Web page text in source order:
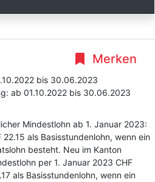
Merken
bis 30.06.2023
ab 01.10.2022 bis 30.06.2023
Mindestlohn ab 1. Januar 2023:
als Basisstundenlohn, wenn ein
besteht. Neu im Kanton
per 1. Januar 2023 CHF
als Basisstundenlohn, wenn ein